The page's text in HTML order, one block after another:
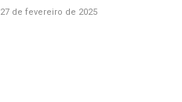
27 de fevereiro de 2025